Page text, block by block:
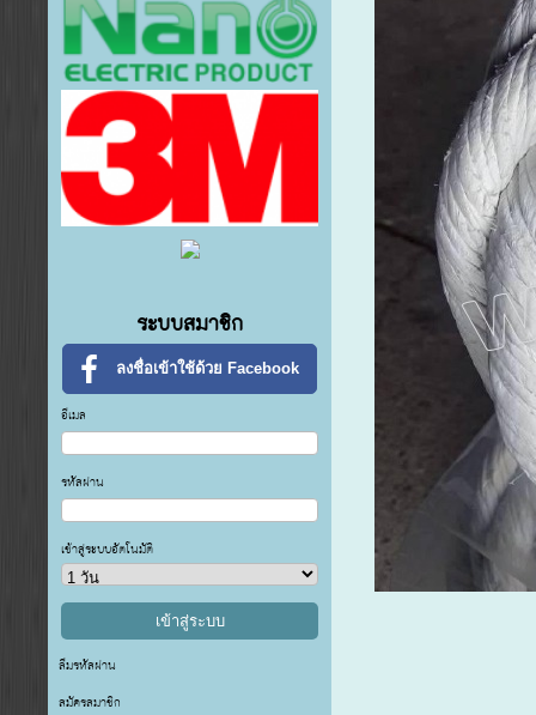
ระบบสมาชิก
ลงชื่อเข้าใช้ด้วย Facebook
อีเมล
รหัสผ่าน
เข้าสู่ระบบอัตโนมัติ
ลืมรหัสผ่าน
สมัครสมาชิก